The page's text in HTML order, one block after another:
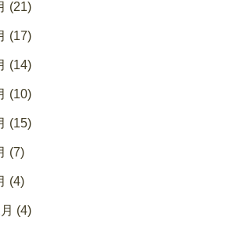
(21)
(17)
(14)
(10)
(15)
(7)
(4)
(4)